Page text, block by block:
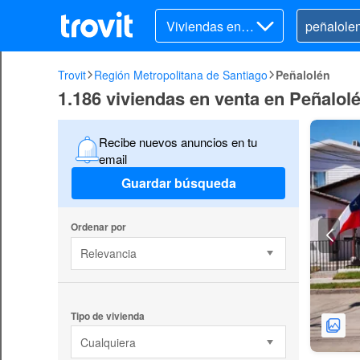
Viviendas en v
enta
Trovit Región Metropolitana de Santiago Peñalolén
1.186 viviendas en venta en
Recibe nuevos anuncios en tu
email
Guardar búsqueda
Ordenar por
Relevancia
Tipo de vivienda
Cualquiera